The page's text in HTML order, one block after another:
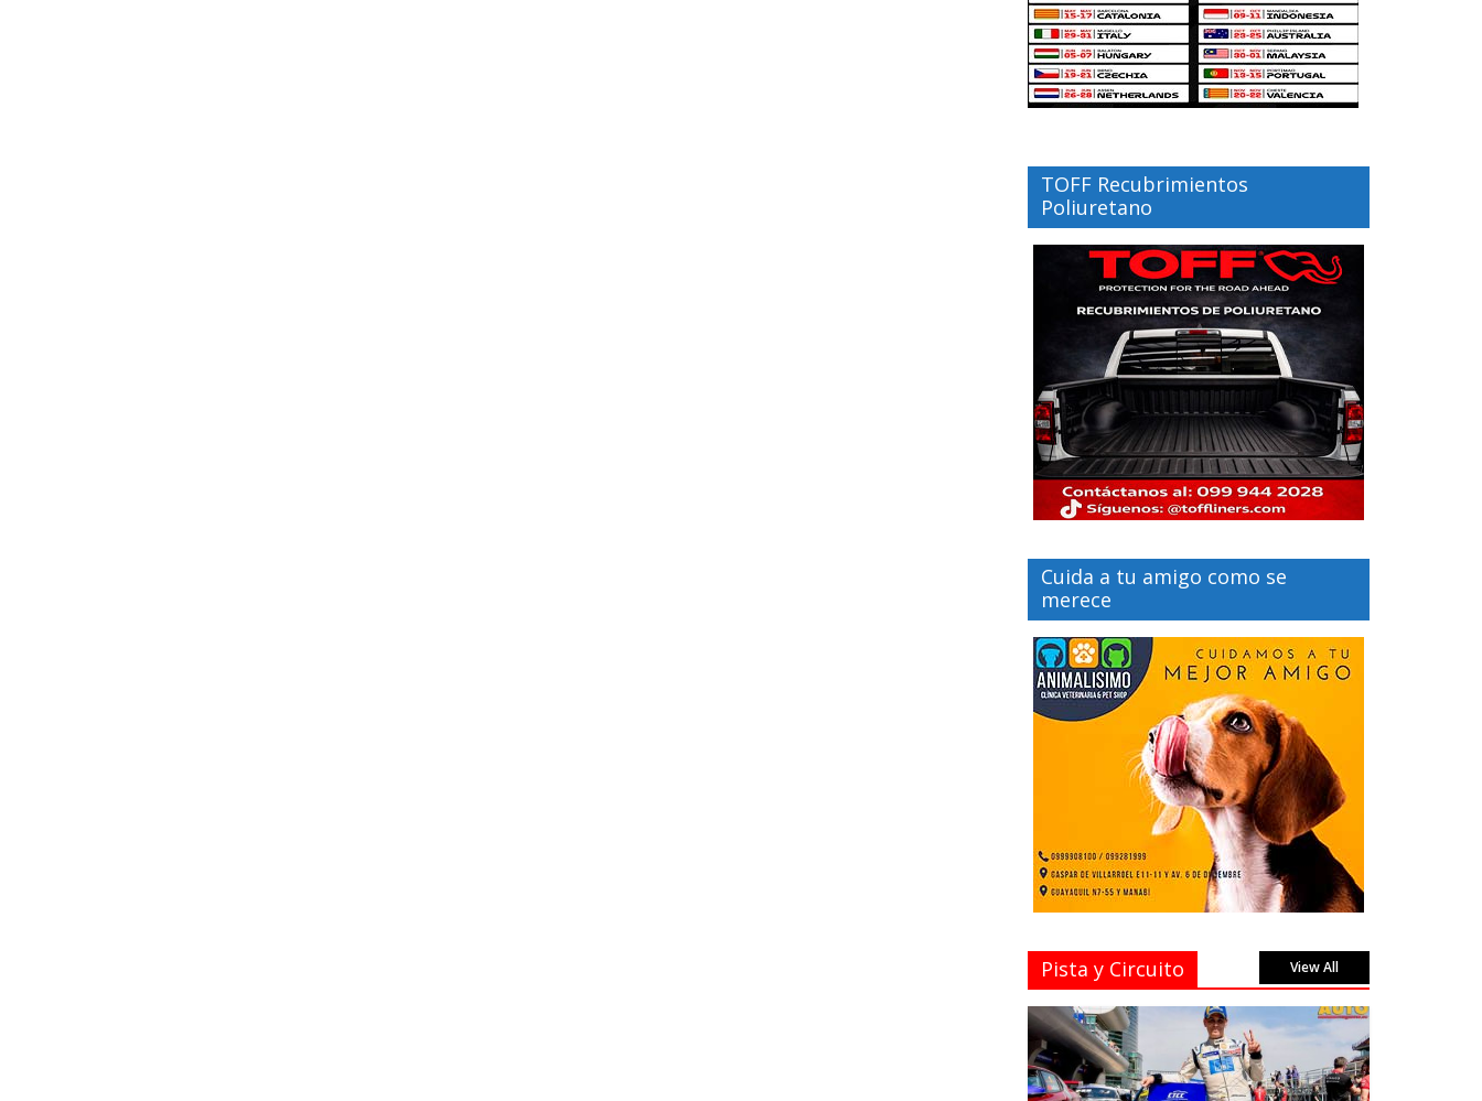
TOFF Recubrimientos
Poliuretano
Cuida a tu amigo como se
merece
Pista y Circuito View All